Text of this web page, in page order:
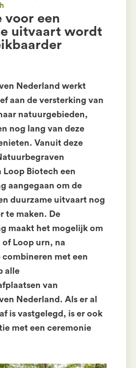
voor een
uitvaart wordt
Nederland werkt
aan de versterking van
natuurgebieden,
nog lang van deze
Vanuit deze
Loop Biotech een
aangegaan om de
duurzame uitvaart nog
te maken. De
maakt het mogelijk om
of Loop urn, na
met een
alle
van
Nederland. Als er al
is vastgelegd, is er ook
met een ceremonie